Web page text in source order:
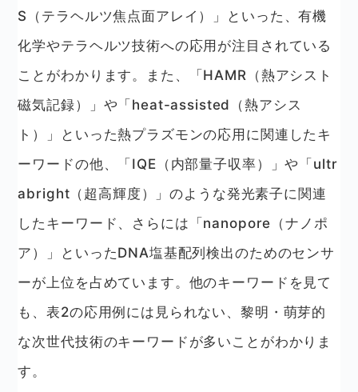
S（テラヘルツ焦点面アレイ）」といった、有機
化学やテラヘルツ技術への応用が注目されている
ことがわかります。また、「HAMR（熱アシスト
磁気記録）」や「heat-assisted（熱アシス
ト）」といった熱プラズモンの応用に関連したキ
ーワードの他、「IQE（内部量子収率）」や「ultr
abright（超高輝度）」のような発光素子に関連
したキーワード、さらには「nanopore（ナノポ
ア）」といったDNA塩基配列検出のためのセンサ
ーが上位を占めています。他のキーワードを見て
も、表2の応用例には見られない、黎明・萌芽的
な次世代技術のキーワードが多いことがわかりま
す。